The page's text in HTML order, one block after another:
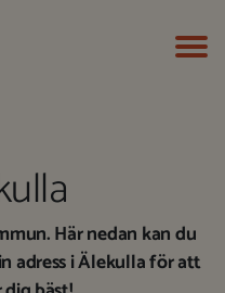
Här nedan kan du
adress i Älekulla för att